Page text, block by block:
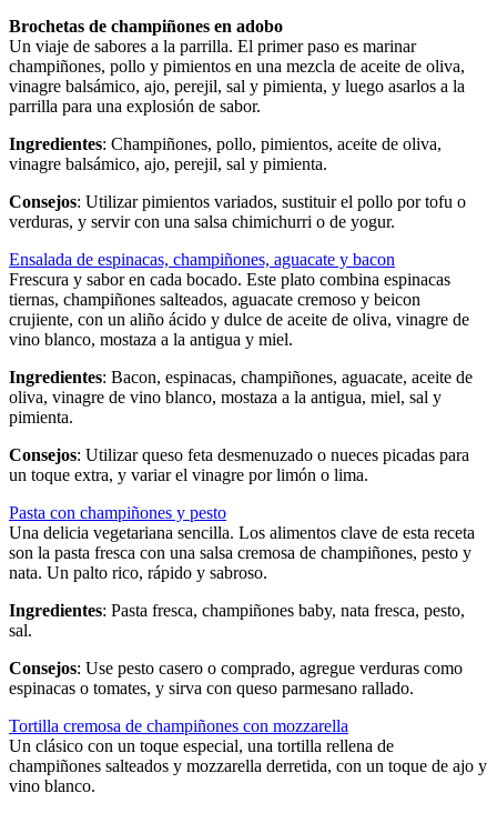
Brochetas de champiñones en adobo
Un viaje de sabores a la parrilla. El primer paso es marinar
champiñones, pollo y pimientos en una mezcla de aceite de oliva,
vinagre balsámico, ajo, perejil, sal y pimienta, y luego asarlos a la
parrilla para una explosión de sabor.
Ingredientes: Champiñones, pollo, pimientos, aceite de oliva,
vinagre balsámico, ajo, perejil, sal y pimienta.
Consejos: Utilizar pimientos variados, sustituir el pollo por tofu o
verduras, y servir con una salsa chimichurri o de yogur.
Ensalada de espinacas, champiñones, aguacate y bacon
Frescura y sabor en cada bocado. Este plato combina espinacas
tiernas, champiñones salteados, aguacate cremoso y beicon
crujiente, con un aliño ácido y dulce de aceite de oliva, vinagre de
vino blanco, mostaza a la antigua y miel.
Ingredientes: Bacon, espinacas, champiñones, aguacate, aceite de
oliva, vinagre de vino blanco, mostaza a la antigua, miel, sal y
pimienta.
Consejos: Utilizar queso feta desmenuzado o nueces picadas para
un toque extra, y variar el vinagre por limón o lima.
Pasta con champiñones y pesto
Una delicia vegetariana sencilla. Los alimentos clave de esta receta
son la pasta fresca con una salsa cremosa de champiñones, pesto y
nata. Un palto rico, rápido y sabroso.
Ingredientes: Pasta fresca, champiñones baby, nata fresca, pesto,
sal.
Consejos: Use pesto casero o comprado, agregue verduras como
espinacas o tomates, y sirva con queso parmesano rallado.
Tortilla cremosa de champiñones con mozzarella
Un clásico con un toque especial, una tortilla rellena de
champiñones salteados y mozzarella derretida, con un toque de ajo y
vino blanco.